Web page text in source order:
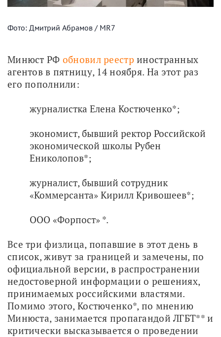
Фото: Дмитрий Абрамов / MR7
Минюст РФ обновил реестр иностранных
агентов в пятницу, 14 ноября. На этот раз
его пополнили:
журналистка Елена Костюченко*;
экономист, бывший ректор Российской
экономической школы Рубен
Ениколопов*;
журналист, бывший сотрудник
«Коммерсанта» Кирилл Кривошеев*;
ООО «Форпост» *.
Все три физлица, попавшие в этот день в
список, живут за границей и замечены, по
официальной версии, в распространении
недостоверной информации о решениях,
принимаемых российскими властями.
Помимо этого, Костюченко*, по мнению
Минюста, занимается пропагандой ЛГБТ** и
критически высказывается о проведении